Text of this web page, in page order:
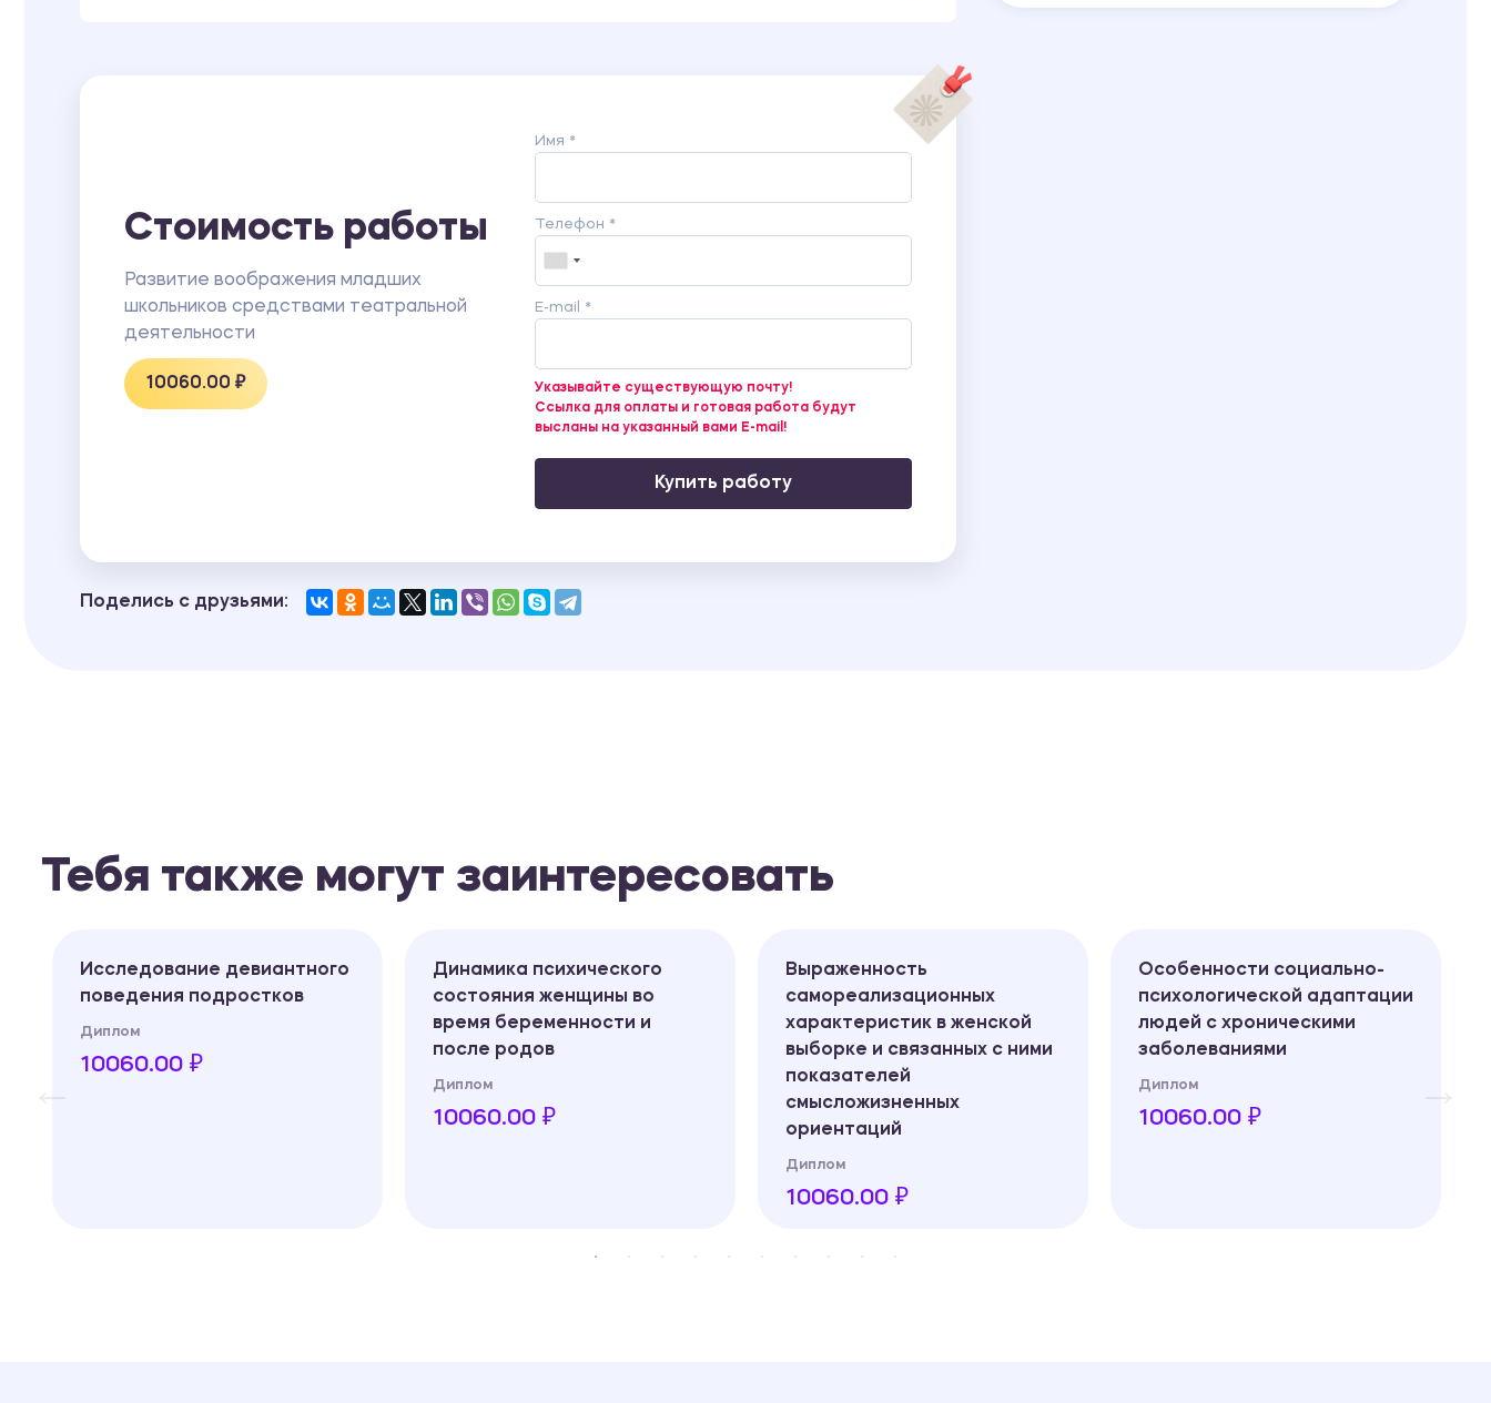
Стоимость работы
Развитие воображения младших
школьников средствами театральной
деятельности
10060.00 ₽
Имя *
Телефон *
E-mail *
Указывайте существующую почту!
Ссылка для оплаты и готовая работа будут
высланы на указанный вами E-mail!
Купить работу
Поделись с друзьями:
Тебя также могут заинтересовать
Исследование девиантного
поведения подростков
Диплом
10060.00 ₽
Динамика психического
состояния женщины во
время беременности и
после родов
Диплом
10060.00 ₽
Выраженность
самореализационных
характеристик в женской
выборке и связанных с ними
показателей
смысложизненных
ориентаций
Диплом
10060.00 ₽
Особенности социально-
психологической адаптации
людей с хроническими
заболеваниями
Диплом
10060.00 ₽